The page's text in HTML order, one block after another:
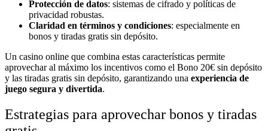
Protección de datos: sistemas de cifrado y políticas de
privacidad robustas.
Claridad en términos y condiciones: especialmente en
bonos y tiradas gratis sin depósito.
Un casino online que combina estas características permite
aprovechar al máximo los incentivos como el Bono 20€ sin depósito
y las tiradas gratis sin depósito, garantizando una experiencia de
juego segura y divertida.
Estrategias para aprovechar bonos y tiradas